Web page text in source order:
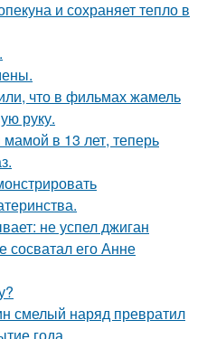
и сохраняет тепло в
что в фильмах жамель
руку.
в 13 лет, теперь
не успел джиган
сосватал его Анне
смелый наряд превратил